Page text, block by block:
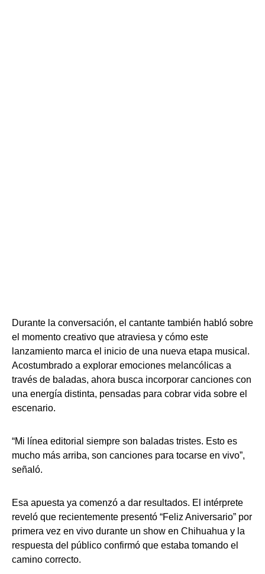
Durante la conversación, el cantante también habló sobre
el momento creativo que atraviesa y cómo este
lanzamiento marca el inicio de una nueva etapa musical.
Acostumbrado a explorar emociones melancólicas a
través de baladas, ahora busca incorporar canciones con
una energía distinta, pensadas para cobrar vida sobre el
escenario.
“Mi línea editorial siempre son baladas tristes. Esto es
mucho más arriba, son canciones para tocarse en vivo”,
señaló.
Esa apuesta ya comenzó a dar resultados. El intérprete
reveló que recientemente presentó “Feliz Aniversario” por
primera vez en vivo durante un show en Chihuahua y la
respuesta del público confirmó que estaba tomando el
camino correcto.